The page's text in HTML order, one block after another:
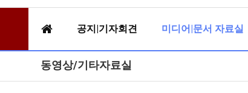
공지|기자회견 미디어|문서 자료실
동영상/기타자료실